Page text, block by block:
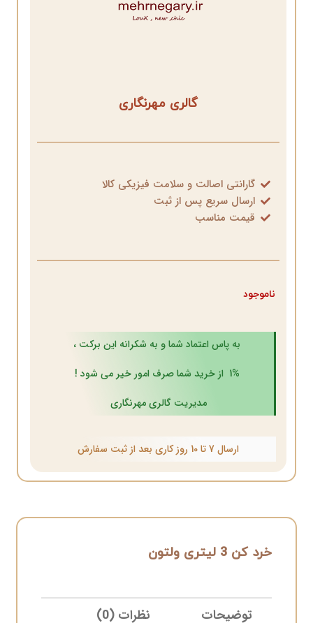
گالری مهرنگاری
گارانتی اصالت و سلامت فیزیکی کالا
ارسال سریع پس از ثبت
قیمت مناسب
ناموجود
به پاس اعتماد شما و به شکرانه این برکت ،
1% از خرید شما صرف امور خیر می شود !
مدیریت گالری مهرنگاری
ارسال 7 تا 10 روز کاری بعد از ثبت سفارش
خرد کن 3 لیتری ولتون
توضیحات نظرات (0)